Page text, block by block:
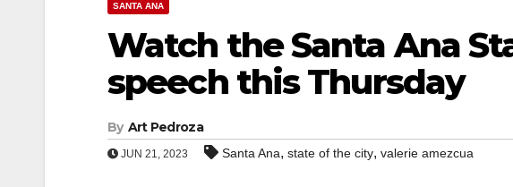
SANTA ANA
Watch the Santa Ana
speech this Thursday
By Art Pedroza
JUN 21, 2023 Santa Ana, state of the city, valerie amezcua